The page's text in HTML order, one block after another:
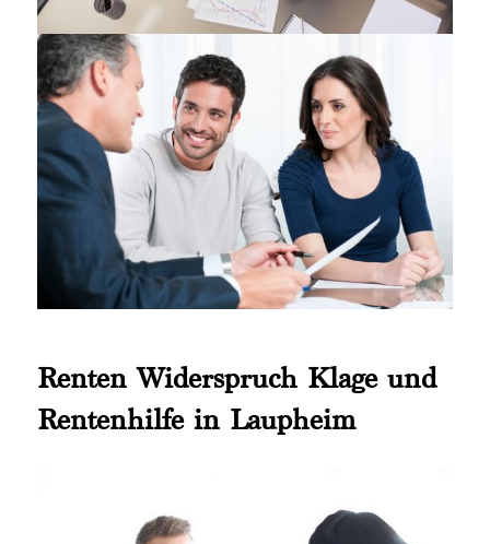
Renten Widerspruch Klage und
Rentenhilfe in Laupheim